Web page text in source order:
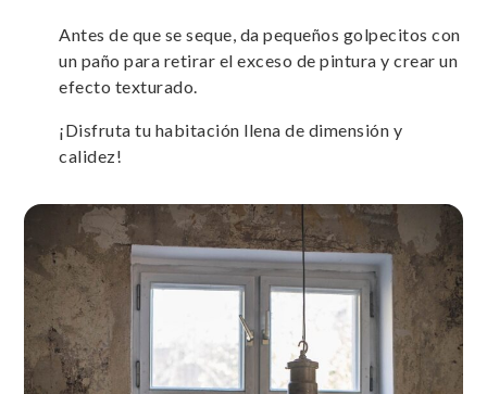
Antes de que se seque, da pequeños golpecitos con
un paño para retirar el exceso de pintura y crear un
efecto texturado.
¡Disfruta tu habitación llena de dimensión y
calidez!